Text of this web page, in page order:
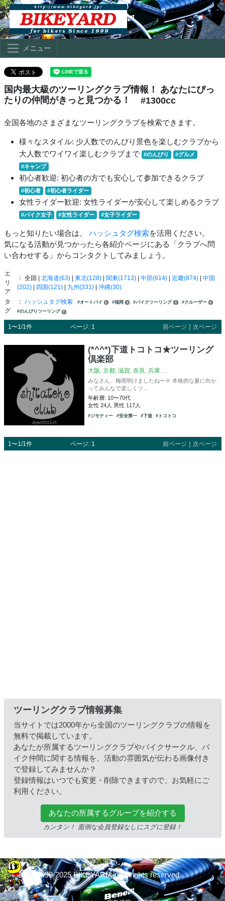
メニュー
国内最大級のツーリングクラブ情報！ あなたにぴっ
たりの仲間がきっと見つかる！
#1300cc
全国各地のさまざまなツーリングクラブを検索できます。
様々なスタイル: 少人数でのんびり景色を楽しむクラブから
大人数でワイワイ楽しむクラブまで
#のんびり
#グルメ
#キャンプ
初心者歓迎: 初心者の方でも安心して参加できるクラブ
#初心者 #初心者ライダー
女性ライダー歓迎: 女性ライダーが安心して楽しめるクラブ
#バイク女子 #女性ライダー #女子ライダー
もっと知りたい場合は、 ハッシュタグ検索を活用ください。
気になる活動が見つかったら各紹介ページにある「クラブへ問
い合わせする」からコンタクトしてみましょう。
エ
リ
ア
： 全国 | 北海道(63)| 東北(128)| 関東(1713)| 中部(614)| 近畿(874)| 中国
(202)| 四国(121)| 九州(331)| 沖縄(30)
タ
グ
： ハッシュタグ検索 #オートバイ 6 #福岡 6 #バイクツーリング 9 #クルーザー 4
#のんびりツーリング 5
1〜1/1件 ページ: 1 前ページ 次ページ
(*^^*)下道トコトコ★ツーリング
倶楽部
大阪, 京都, 滋賀, 奈良, 兵庫…
みなさん、梅雨明けましたねー🌞 本格的な夏に向か
ってみんなで楽しくツ…
年齢層: 10〜70代
女性 24人 男性 117人
#ジモティー #安全第一 #下道 #トコトコ
1〜1/1件 ページ: 1 前ページ ｜ 次ページ
ツーリングクラブ情報募集
当サイトでは2000年から全国のツーリングクラブの情報を
無料で掲載しています。
あなたが所属するツーリングクラブやバイクサークル、バ
イク仲間に関する情報を、活動の雰囲気が伝わる画像付き
で登録してみませんか？
登録情報はいつでも変更・削除できますので、お気軽にご
利用ください。
あなたの所属するグループを紹介する
カンタン！ 面倒な会員登録なしにスグに登録！
© 1999-2025 BIKEYARD.jp All rights reserved.